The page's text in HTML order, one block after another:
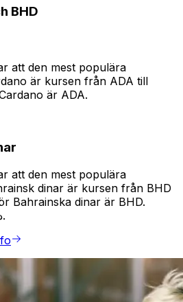
BHD
att den mest populära
är kursen från ADA till
är ADA.
att den mest populära
dinar är kursen från BHD
Bahrainska dinar är BHD.
Valutasymbolen är .د.ب.